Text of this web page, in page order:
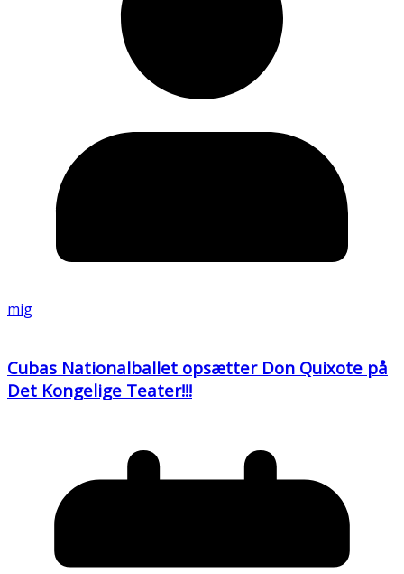
mig
Cubas Nationalballet opsætter Don Quixote på
Det Kongelige Teater!!!